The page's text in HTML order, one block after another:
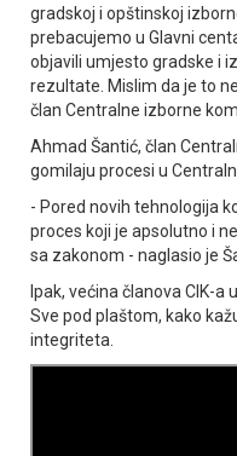
gradskoj i opštinskoj
prebacujemo u Glavni
objavili umjesto gradske i
rezultate. Mislim da je to
član Centralne izborne
Ahmad Šantić, član
gomilaju procesi u
- Pored novih tehnologija
proces koji je apsolutno i
sa zakonom - naglasio je
Ipak, većina članova CIK-a
Sve pod plaštom, kako
integriteta.